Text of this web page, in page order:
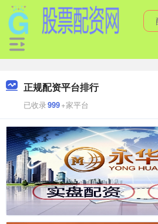
正规配资平台排行
已收录999+家平台